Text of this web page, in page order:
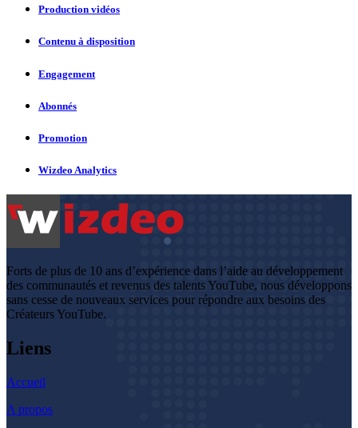
Production vidéos
Contenu à disposition
Engagement
Abonnés
Promotion
Wizdeo Analytics
Forts de plus de 10 ans d’expérience dans l’aide au développement
des communautés et revenus des talents YouTube, nous développons
sans cesse de nouveaux services pour répondre aux besoins des
Créateurs YouTube.
Liens
Accueil
A propos